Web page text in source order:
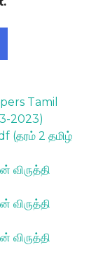
Tamil
2023)
(தரம் 2 தமிழ்
விருத்தி
விருத்தி
விருத்தி